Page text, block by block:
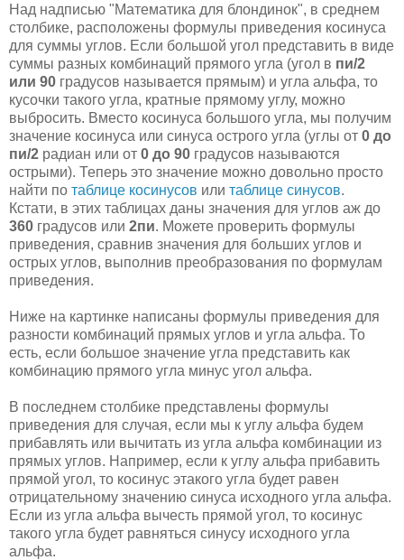
Над надписью "Математика для блондинок", в среднем
столбике, расположены формулы приведения косинуса
для суммы углов. Если большой угол представить в виде
суммы разных комбинаций прямого угла (угол в пи/2
или 90 градусов называется прямым) и угла альфа, то
кусочки такого угла, кратные прямому углу, можно
выбросить. Вместо косинуса большого угла, мы получим
значение косинуса или синуса острого угла (углы от 0 до
пи/2 радиан или от 0 до 90 градусов называются
острыми). Теперь это значение можно довольно просто
найти по таблице косинусов или таблице синусов.
Кстати, в этих таблицах даны значения для углов аж до
360 градусов или 2пи. Можете проверить формулы
приведения, сравнив значения для больших углов и
острых углов, выполнив преобразования по формулам
приведения.
Ниже на картинке написаны формулы приведения для
разности комбинаций прямых углов и угла альфа. То
есть, если большое значение угла представить как
комбинацию прямого угла минус угол альфа.
В последнем столбике представлены формулы
приведения для случая, если мы к углу альфа будем
прибавлять или вычитать из угла альфа комбинации из
прямых углов. Например, если к углу альфа прибавить
прямой угол, то косинус этакого угла будет равен
отрицательному значению синуса исходного угла альфа.
Если из угла альфа вычесть прямой угол, то косинус
такого угла будет равняться синусу исходного угла
альфа.